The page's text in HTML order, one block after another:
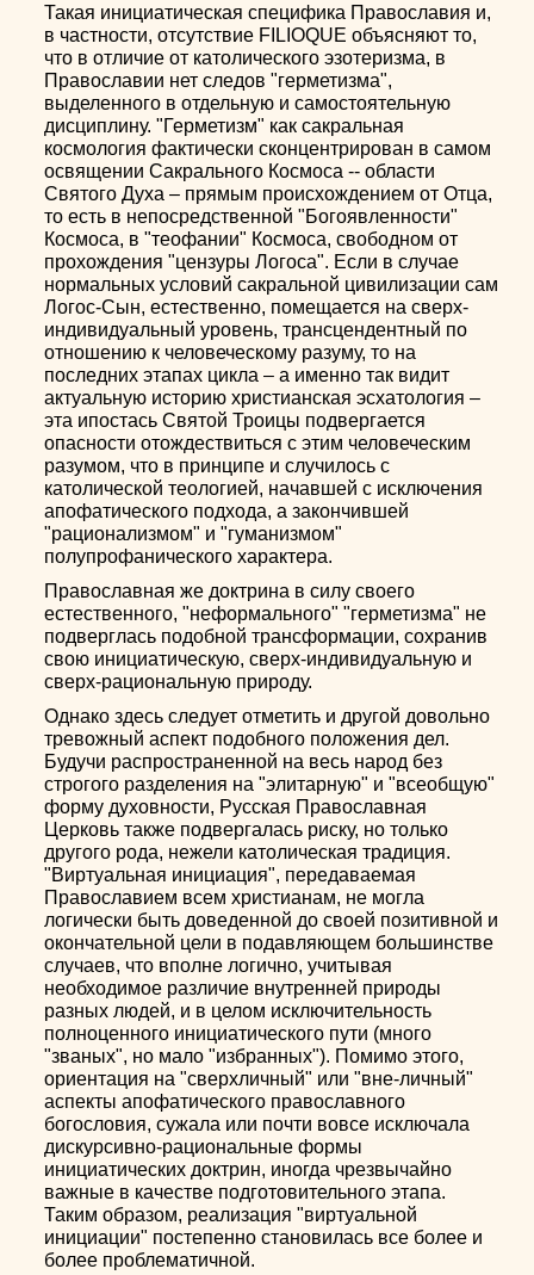
Такая инициатическая специфика Православия и,
в частности, отсутствие FILIOQUE объясняют то,
что в отличие от католического эзотеризма, в
Православии нет следов "герметизма",
выделенного в отдельную и самостоятельную
дисциплину. "Герметизм" как сакральная
космология фактически сконцентрирован в самом
освящении Сакрального Космоса -- области
Святого Духа – прямым происхождением от Отца,
то есть в непосредственной "Богоявленности"
Космоса, в "теофании" Космоса, свободном от
прохождения "цензуры Логоса". Если в случае
нормальных условий сакральной цивилизации сам
Логос-Сын, естественно, помещается на сверх-
индивидуальный уровень, трансцендентный по
отношению к человеческому разуму, то на
последних этапах цикла – а именно так видит
актуальную историю христианская эсхатология –
эта ипостась Святой Троицы подвергается
опасности отождествиться с этим человеческим
разумом, что в принципе и случилось с
католической теологией, начавшей с исключения
апофатического подхода, а закончившей
"рационализмом" и "гуманизмом"
полупрофанического характера.
Православная же доктрина в силу своего
естественного, "неформального" "герметизма" не
подверглась подобной трансформации, сохранив
свою инициатическую, сверх-индивидуальную и
сверх-рациональную природу.
Однако здесь следует отметить и другой довольно
тревожный аспект подобного положения дел.
Будучи распространенной на весь народ без
строгого разделения на "элитарную" и "всеобщую"
форму духовности, Русская Православная
Церковь также подвергалась риску, но только
другого рода, нежели католическая традиция.
"Виртуальная инициация", передаваемая
Православием всем христианам, не могла
логически быть доведенной до своей позитивной и
окончательной цели в подавляющем большинстве
случаев, что вполне логично, учитывая
необходимое различие внутренней природы
разных людей, и в целом исключительность
полноценного инициатического пути (много
"званых", но мало "избранных"). Помимо этого,
ориентация на "сверхличный" или "вне-личный"
аспекты апофатического православного
богословия, сужала или почти вовсе исключала
дискурсивно-рациональные формы
инициатических доктрин, иногда чрезвычайно
важные в качестве подготовительного этапа.
Таким образом, реализация "виртуальной
инициации" постепенно становилась все более и
более проблематичной.